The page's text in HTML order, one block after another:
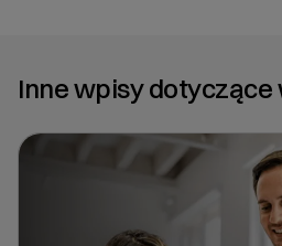
Inne wpisy